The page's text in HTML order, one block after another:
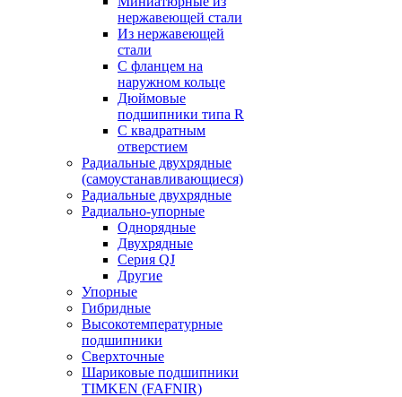
нержавеющей стали
Из нержавеющей
стали
С фланцем на
наружном кольце
Дюймовые
подшипники типа R
С квадратным
отверстием
Радиальные двухрядные
(самоустанавливающиеся)
Радиальные двухрядные
Радиально-упорные
Однорядные
Двухрядные
Серия QJ
Другие
Упорные
Гибридные
Высокотемпературные
подшипники
Сверхточные
Шариковые подшипники
TIMKEN (FAFNIR)